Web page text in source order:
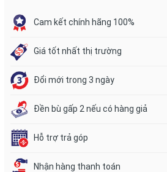
Cam kết chính hãng 100%
Giá tốt nhất thị trường
Đổi mới trong 3 ngày
Đền bù gấp 2 nếu có hàng giả
Hỗ trợ trả góp
Nhận hàng thanh toán